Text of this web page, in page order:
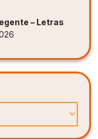
– Letras